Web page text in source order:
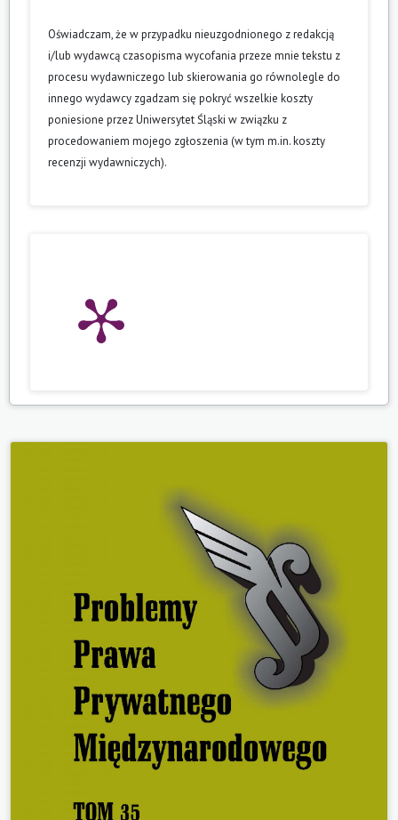
Oświadczam, że w przypadku nieuzgodnionego z redakcją
i/lub wydawcą czasopisma wycofania przeze mnie tekstu z
procesu wydawniczego lub skierowania go równolegle do
innego wydawcy zgadzam się pokryć wszelkie koszty
poniesione przez Uniwersytet Śląski w związku z
procedowaniem mojego zgłoszenia (w tym m.in. koszty
recenzji wydawniczych).